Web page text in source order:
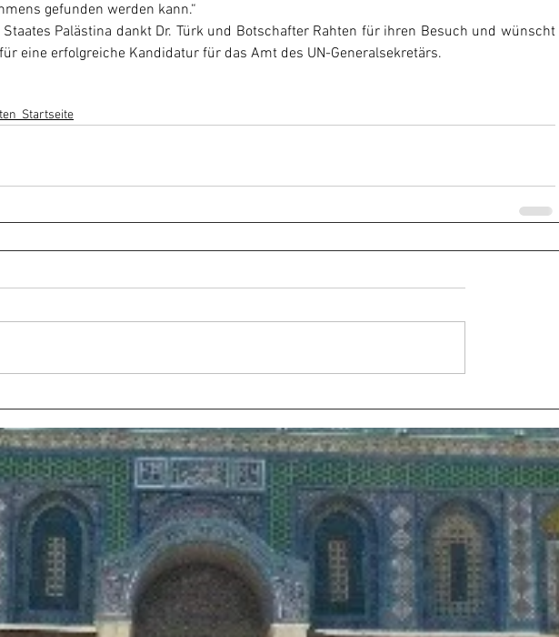
gefunden werden kann.“
Staates Palästina dankt Dr. Türk und Botschafter Rahten für ihren Besuch und wünscht
eine erfolgreiche Kandidatur für das Amt des UN-Generalsekretärs.